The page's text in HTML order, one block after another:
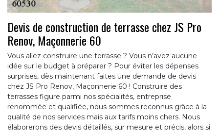
Devis de construction de terrasse chez JS Pro
Renov, Maçonnerie 60
Vous allez construire une terrasse ? Vous n’avez aucune
idée sur le budget à préparer ? Pour éviter les dépenses
surprises, dès maintenant faites une demande de devis
chez JS Pro Renov, Maçonnerie 60 ! Construire des
terrasses figure parmi nos spécialités, entreprise
renommée et qualifiée, nous sommes reconnus grâce à la
qualité de nos services mais aux tarifs moins chers. Nous
élaborerons des devis détaillés, sur mesure et précis, alors si